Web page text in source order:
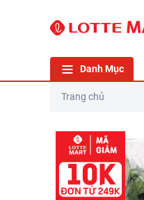
Danh Mục
Trang chủ